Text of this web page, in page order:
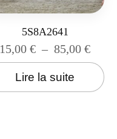
5S8A2641
15,00€ – 85,00€
Lire la suite